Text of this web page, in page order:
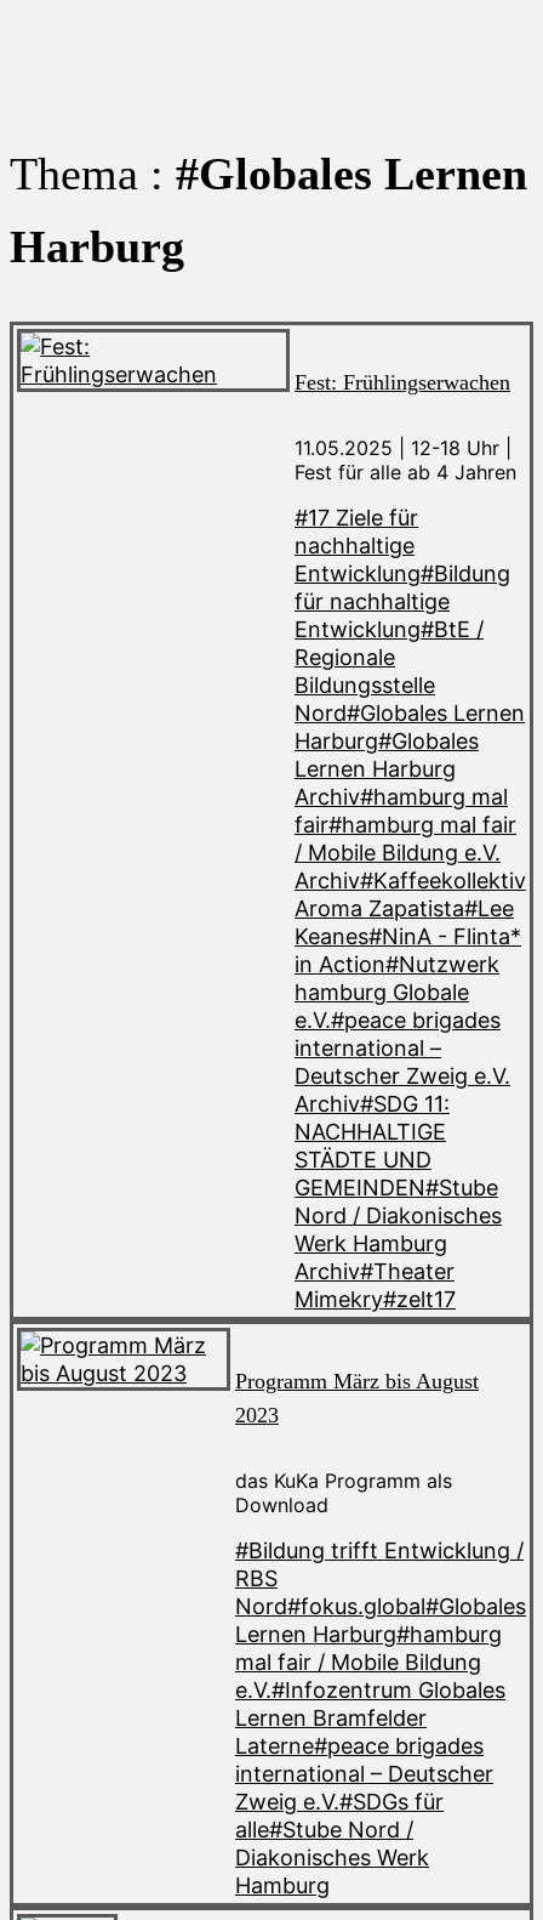
Thema : #Globales Lernen
Harburg
Fest: Frühlingserwachen
11.05.2025 | 12-18 Uhr |
Fest für alle ab 4 Jahren
#17 Ziele für
nachhaltige
Entwicklung#Bildung
für nachhaltige
Entwicklung#BtE /
Regionale
Bildungsstelle
Nord#Globales Lernen
Harburg#Globales
Lernen Harburg
Archiv#hamburg mal
fair#hamburg mal fair
/ Mobile Bildung e.V.
Archiv#Kaffeekollektiv
Aroma Zapatista#Lee
Keanes#NinA - Flinta*
in Action#Nutzwerk
hamburg Globale
e.V.#peace brigades
international –
Deutscher Zweig e.V.
Archiv#SDG 11:
NACHHALTIGE
STÄDTE UND
GEMEINDEN#Stube
Nord / Diakonisches
Werk Hamburg
Archiv#Theater
Mimekry#zelt17
Programm März bis August
2023
das KuKa Programm als
Download
#Bildung trifft Entwicklung /
RBS
Nord#fokus.global#Globales
Lernen Harburg#hamburg
mal fair / Mobile Bildung
e.V.#Infozentrum Globales
Lernen Bramfelder
Laterne#peace brigades
international – Deutscher
Zweig e.V.#SDGs für
alle#Stube Nord /
Diakonisches Werk
Hamburg